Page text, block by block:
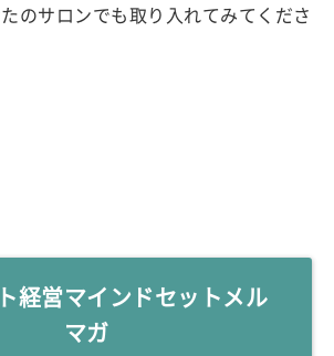
のサロンでも取り入れてみてくださ
経営マインドセットメル
マガ